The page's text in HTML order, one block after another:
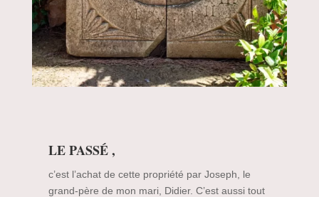
LE PASSÉ ,
c’est l’achat de cette propriété par Joseph, le
grand-père de mon mari, Didier. C’est aussi tout